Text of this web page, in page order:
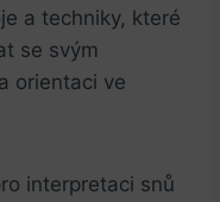
a ⁤techniky, ⁢které
se svým⁤
orientaci⁤ ve​
interpretaci snů